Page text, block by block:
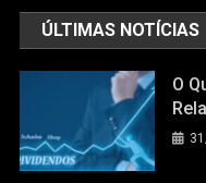
ÚLTIMAS NOTÍCIAS
O